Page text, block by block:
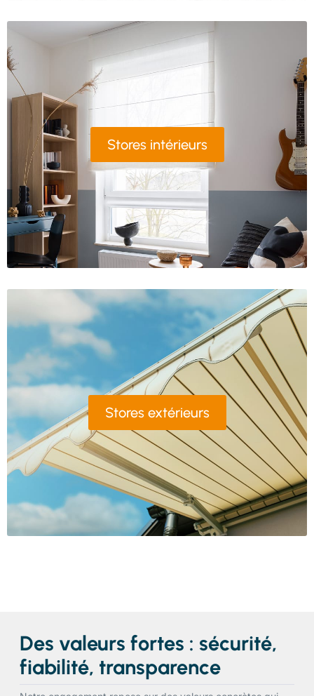
Stores intérieurs
Stores extérieurs
Des valeurs fortes : sécurité,
fiabilité, transparence